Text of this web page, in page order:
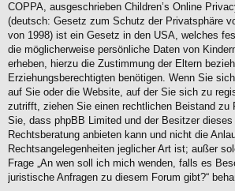
COPPA, ausgeschrieben Children’s Online
(deutsch: Gesetz zum Schutz der Privatsphäre
von 1998) ist ein Gesetz in den USA, welches
die möglicherweise persönliche Daten von
erheben, hierzu die Zustimmung der Eltern
Erziehungsberechtigten benötigen. Wenn Sie
auf Sie oder die Website, auf der Sie sich zu
zutrifft, ziehen Sie einen rechtlichen Beistand zu
Sie, dass phpBB Limited und der Besitzer
Rechtsberatung anbieten kann und nicht die
Rechtsangelegenheiten jeglicher Art ist; außer
Frage „An wen soll ich mich wenden, falls es
juristische Anfragen zu diesem Forum gibt?“